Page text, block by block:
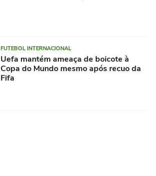
FUTEBOL INTERNACIONAL
Uefa mantém ameaça de boicote à
Copa do Mundo mesmo após recuo da
Fifa